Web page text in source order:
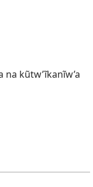
kũtw’ĩkanĩw’a